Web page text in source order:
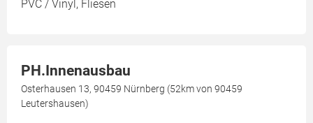
PVC / Vinyl, Fliesen
PH.Innenausbau
Osterhausen 13, 90459 Nürnberg (52km von 90459
Leutershausen)